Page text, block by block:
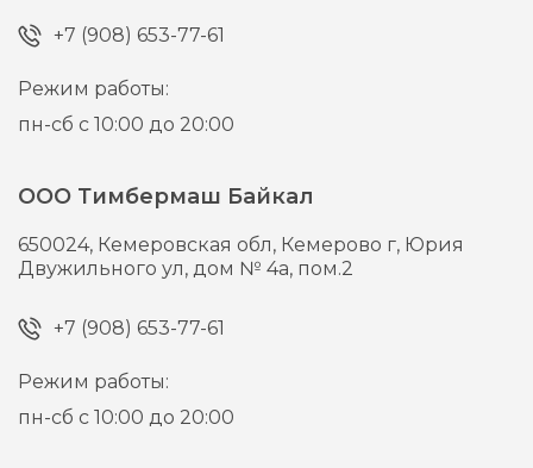
+7 (908) 653-77-61
Режим работы:
пн-сб с 10:00 до 20:00
ООО Тимбермаш Байкал
650024, Кемеровская обл, Кемерово г, Юрия
Двужильного ул, дом № 4а, пом.2
+7 (908) 653-77-61
Режим работы:
пн-сб с 10:00 до 20:00